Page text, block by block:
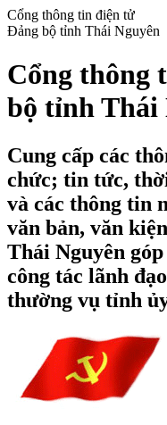
Cổng thông tin điện tử
Đảng bộ tỉnh Thái Nguyên
Cổng thông
bộ tỉnh Thái
Cung cấp các
chức; tin tức,
và các thông tin
văn bản, văn
Thái Nguyên
công tác lãnh
thường vụ tỉnh